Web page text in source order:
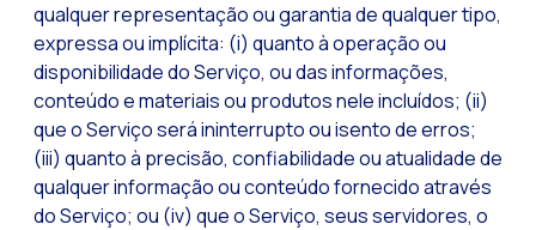
qualquer representação ou garantia de qualquer tipo,
expressa ou implícita: (i) quanto à operação ou
disponibilidade do Serviço, ou das informações,
conteúdo e materiais ou produtos nele incluídos; (ii)
que o Serviço será ininterrupto ou isento de erros;
(iii) quanto à precisão, confiabilidade ou atualidade de
qualquer informação ou conteúdo fornecido através
do Serviço; ou (iv) que o Serviço, seus servidores, o